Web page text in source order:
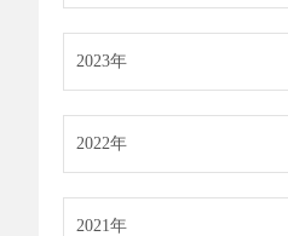
2023年
2022年
2021年